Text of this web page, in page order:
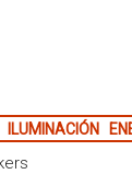
ILUMINACIÓN